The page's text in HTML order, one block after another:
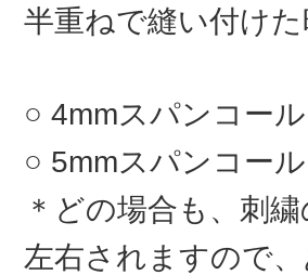
半重ねで縫い付け
4mmスパンコー
5mmスパンコー
＊どの場合も、刺
左右されますので